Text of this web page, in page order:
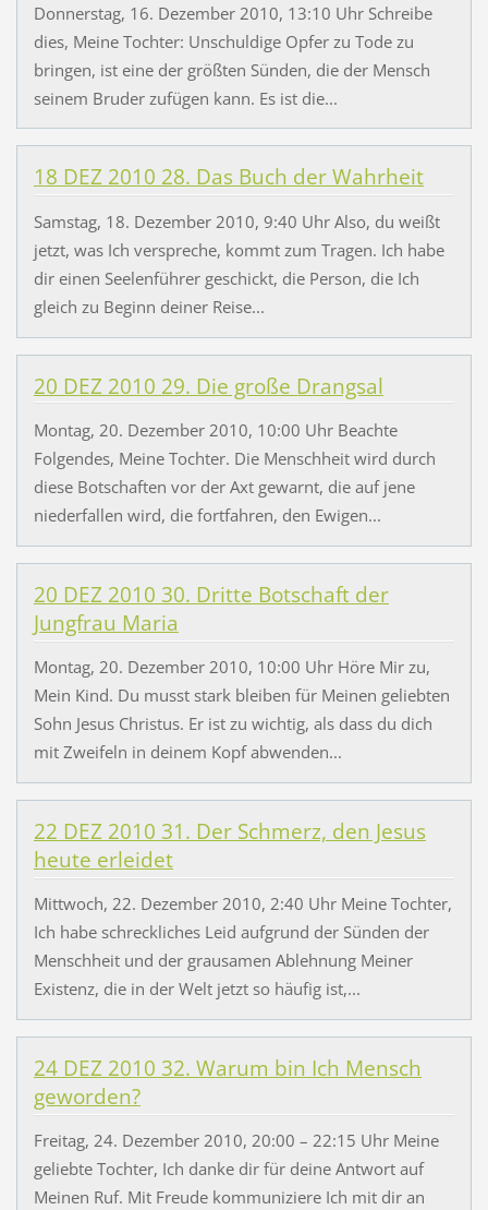
Donnerstag, 16. Dezember 2010, 13:10 Uhr Schreibe
dies, Meine Tochter: Unschuldige Opfer zu Tode zu
bringen, ist eine der größten Sünden, die der Mensch
seinem Bruder zufügen kann. Es ist die...
18 DEZ 2010 28. Das Buch der Wahrheit
Samstag, 18. Dezember 2010, 9:40 Uhr Also, du weißt
jetzt, was Ich verspreche, kommt zum Tragen. Ich habe
dir einen Seelenführer geschickt, die Person, die Ich
gleich zu Beginn deiner Reise...
20 DEZ 2010 29. Die große Drangsal
Montag, 20. Dezember 2010, 10:00 Uhr Beachte
Folgendes, Meine Tochter. Die Menschheit wird durch
diese Botschaften vor der Axt gewarnt, die auf jene
niederfallen wird, die fortfahren, den Ewigen...
20 DEZ 2010 30. Dritte Botschaft der
Jungfrau Maria
Montag, 20. Dezember 2010, 10:00 Uhr Höre Mir zu,
Mein Kind. Du musst stark bleiben für Meinen geliebten
Sohn Jesus Christus. Er ist zu wichtig, als dass du dich
mit Zweifeln in deinem Kopf abwenden...
22 DEZ 2010 31. Der Schmerz, den Jesus
heute erleidet
Mittwoch, 22. Dezember 2010, 2:40 Uhr Meine Tochter,
Ich habe schreckliches Leid aufgrund der Sünden der
Menschheit und der grausamen Ablehnung Meiner
Existenz, die in der Welt jetzt so häufig ist,...
24 DEZ 2010 32. Warum bin Ich Mensch
geworden?
Freitag, 24. Dezember 2010, 20:00 – 22:15 Uhr Meine
geliebte Tochter, Ich danke dir für deine Antwort auf
Meinen Ruf. Mit Freude kommuniziere Ich mit dir an